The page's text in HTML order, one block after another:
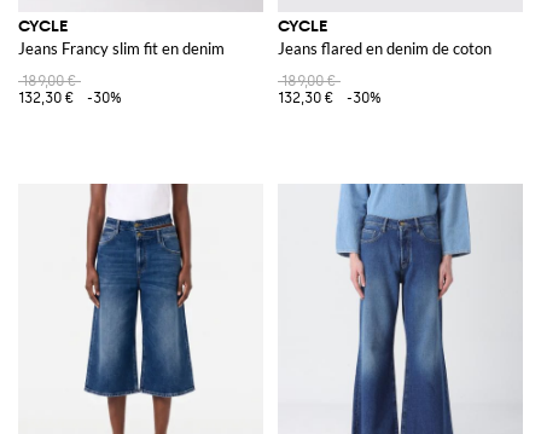
CYCLE
Jeans Francy slim fit en denim
189,00 €
132,30 €
-30%
CYCLE
Jeans flared en denim de coton
189,00 €
132,30 €
-30%